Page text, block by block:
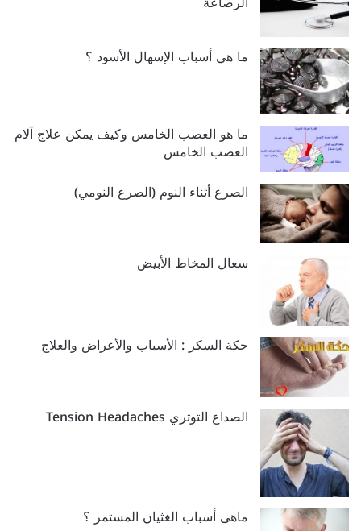
ما هي أسباب الإسهال الأسود ؟
ما هو العصب الخامس وكيف يمكن علاج آلام
العصب الخامس
الصرع أثناء النوم (الصرع النومي)
سعال المخاط الأبيض
حكة السكر : الأسباب والأعراض والعلاج
الصداع التوتري Tension Headaches
ماهى أسباب الغثيان المستمر ؟